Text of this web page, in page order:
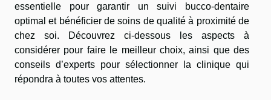
essentielle pour garantir un suivi bucco-dentaire
optimal et bénéficier de soins de qualité à proximité de
chez soi. Découvrez ci-dessous les aspects à
considérer pour faire le meilleur choix, ainsi que des
conseils d’experts pour sélectionner la clinique qui
répondra à toutes vos attentes.